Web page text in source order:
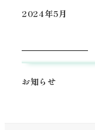
2024年5月
お知らせ